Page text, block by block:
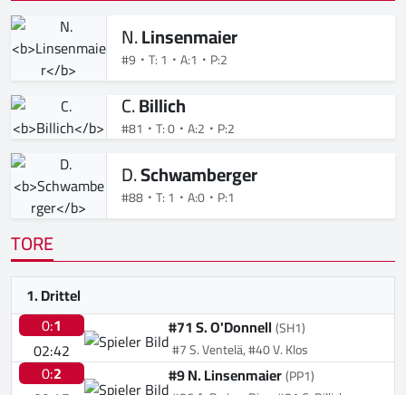
N.Linsenmaier
#9 T: 1 A:1 P:2
C.Billich
#81 T: 0 A:2 P:2
D.Schwamberger
#88 T: 1 A:0 P:1
TORE
1. Drittel
0:1
02:42
#71 S. O'Donnell(SH1)
#7 S. Ventelä, #40 V. Klos
0:2
#9 N. Linsenmaier(PP1)